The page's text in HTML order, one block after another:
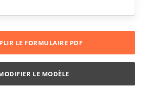
LE FORMULAIRE PDF
LE MODÈLE